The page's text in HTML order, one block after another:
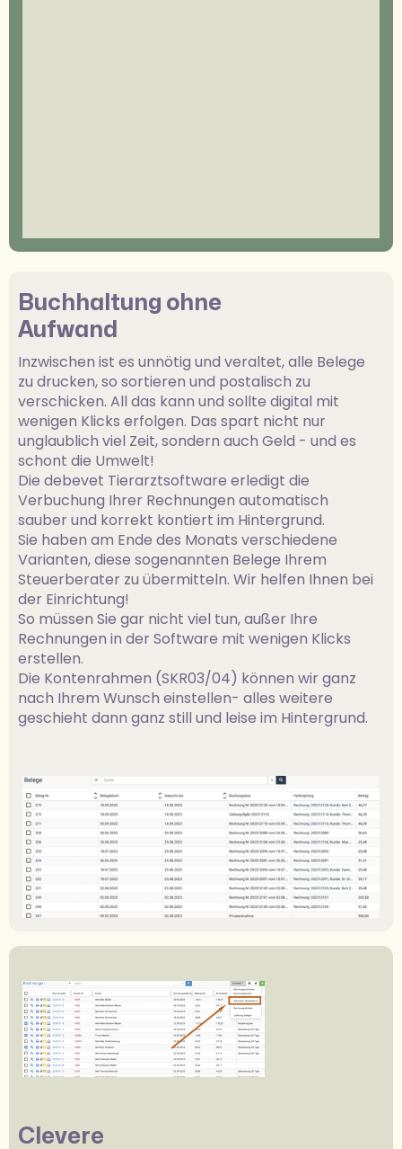
Buchhaltung ohne
Aufwand
Inzwischen ist es unnötig und veraltet, alle Belege
zu drucken, so sortieren und postalisch zu
verschicken. All das kann und sollte digital mit
wenigen Klicks erfolgen. Das spart nicht nur
unglaublich viel Zeit, sondern auch Geld - und es
schont die Umwelt!
Die debevet Tierarztsoftware erledigt die
Verbuchung Ihrer Rechnungen automatisch
sauber und korrekt kontiert im Hintergrund.
Sie haben am Ende des Monats verschiedene
Varianten, diese sogenannten Belege Ihrem
Steuerberater zu übermitteln. Wir helfen Ihnen bei
der Einrichtung!
So müssen Sie gar nicht viel tun, außer Ihre
Rechnungen in der Software mit wenigen Klicks
erstellen.
Die Kontenrahmen (SKR03/04) können wir ganz
nach Ihrem Wunsch einstellen- alles weitere
geschieht dann ganz still und leise im Hintergrund.
Clevere